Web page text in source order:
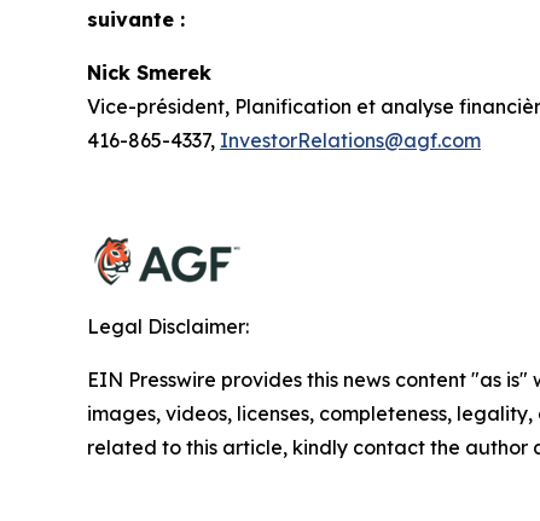
suivante :
Nick Smerek
Vice-président, Planification et analyse
416-865-4337, InvestorRelations@agf.com
Legal Disclaimer:
EIN Presswire provides this news content "as
images, videos, licenses, completeness,
related to this article, kindly contact the author